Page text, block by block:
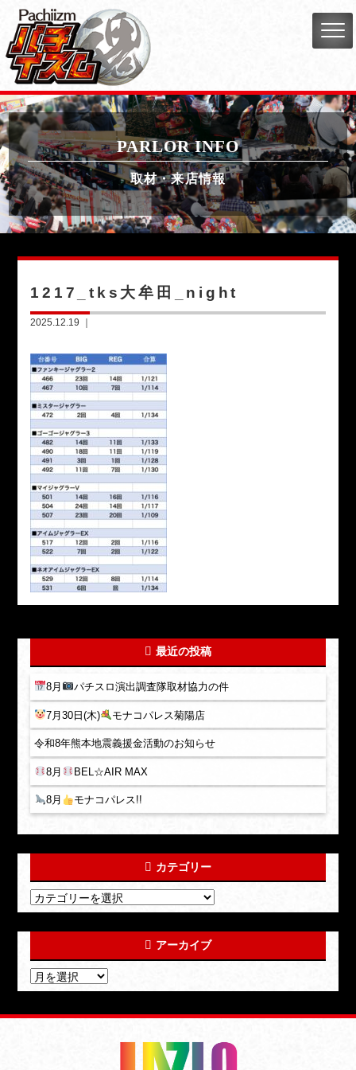
PARLOR INFO
取材・来店情報
1217_tks大牟田_night
2025.12.19 ｜
最近の投稿
8月 パチスロ演出調査隊取材協力の件
7月30日(木) モナコパレス菊陽店
令和8年熊本地震義援金活動のお知らせ
8月 BEL☆AIR MAX
8月 モナコパレス!!
カテゴリー
アーカイブ